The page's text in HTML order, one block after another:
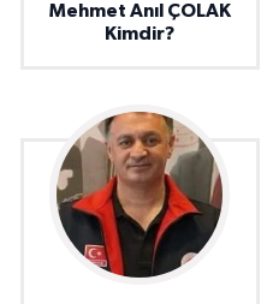
Mehmet Anıl ÇOLAK
Kimdir?